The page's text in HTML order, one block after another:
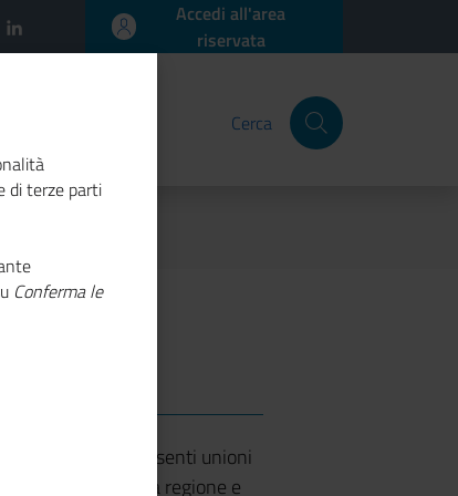
Accedi all'area
riservata
Cerca
cui non siano presenti unioni
Camere della regione e
di terze parti
Conferma le